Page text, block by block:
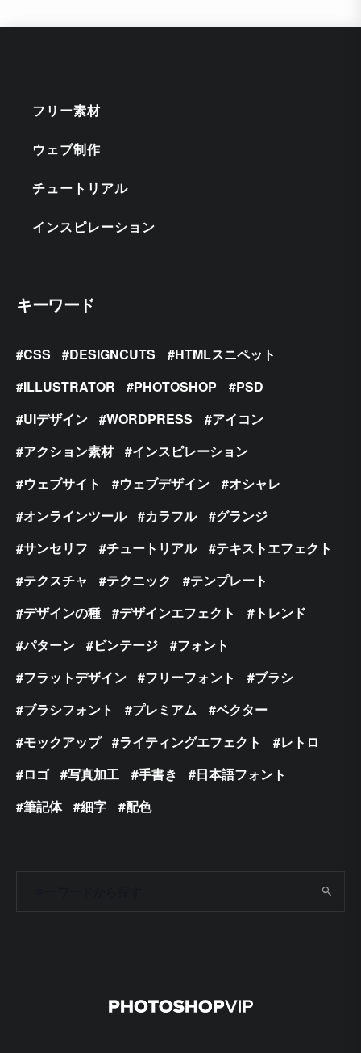
フリー素材
ウェブ制作
チュートリアル
インスピレーション
キーワード
CSS DESIGNCUTS
HTMLスニペット
ILLUSTRATOR
PHOTOSHOP
PSD
UIデザイン
WORDPRESS
アイコン
アクション素材
インスピレーション
ウェブサイト
ウェブデザイン
オシャレ
オンラインツール
カラフル
グランジ
サンセリフ
チュートリアル
テキストエフェクト
テクスチャ
テクニック
テンプレート
デザインの種
デザインエフェクト
トレンド
パターン
ビンテージ
フォント
フラットデザイン
フリーフォント
ブラシ
ブラシフォント
プレミアム
ベクター
モックアップ
ライティングエフェクト
レトロ
ロゴ
写真加工 手書き
日本語フォント
筆記体
細字 配色